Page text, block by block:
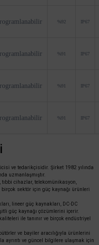
%92 IP67
%91 IP67
%91 IP67
%91 IP67
ve tedarikçisidir. Şirket 1982 yılında
uzmanlaşmıştır.
cihazlar, telekomünikasyon,
sektör için güç kaynağı ürünleri
lineer güç kaynakları, DC-DC
güç kaynağı çözümlerini içerir.
ile tanınır ve birçok endüstriyel
ve bayiler aracılığıyla ürünlerini
ayrıntı ve güncel bilgilere ulaşmak için